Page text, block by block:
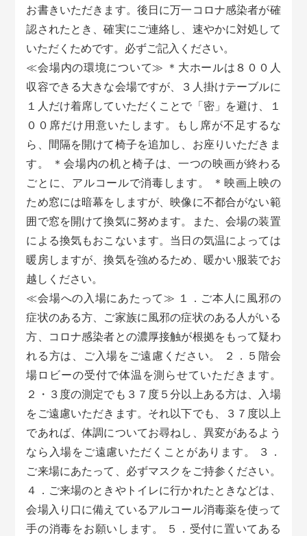
お書きいただきます。後日に万一コロナ感染者が確
認されたとき、確実にご連絡し、速やかに対処して
いただくためです。必ずご記入ください。
≪会場内の環境について≫ ＊大ホールは８００人
収容できる大きな会場ですが、３人掛けテーブルに
１人だけ着席していただくことで「密」を避け、１
００席だけ用意いたします。もし席が不足するな
ら、間隔を開けて椅子を追加し、お座りいただきま
す。 ＊会場内の机と椅子は、一つの映画が終わる
ごとに、アルコールで消毒します。 ＊映画上映の
ため窓には暗幕をしますが、映像に不都合がない範
囲で窓を開けて換気に努めます。また、会場の装置
による換気もおこないます。当日の気温によっては
暖房しますが、換気を強めるため、暖かい服装でお
越しください。
≪会場への入場にあたって≫ １．ご本人に風邪の
症状のある方、ご家族に風邪の症状のある人がいる
方、コロナ感染者との濃厚接触が根拠をもって疑わ
れる方は、ご入場をご遠慮ください。 ２．５階会
場ロビーの受付で体温を測らせていただきます。
２・３度の測定でも３７度５分以上ある方は、入場
をご遠慮いただきます。それ以下でも、３７度以上
であれば、体調についてお尋ねし、異変があるよう
なら入場をご遠慮いただくことがあります。 ３．
ご来場にあたって、必ずマスクをご持参ください。
４．ご来場のときやトイレに行かれたときなどは、
会場入り口に備えているアルコール消毒薬を使って
手の消毒をお願いします。 ５．受付に置いてある